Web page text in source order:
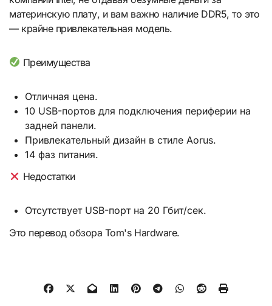
материнскую плату, и вам важно наличие DDR5, то это
— крайне привлекательная модель.
Преимущества
Отличная цена.
10 USB-портов для подключения периферии на
задней панели.
Привлекательный дизайн в стиле Aorus.
14 фаз питания.
Недостатки
Отсутствует USB-порт на 20 Гбит/сек.
Это перевод обзора Tom's Hardware.